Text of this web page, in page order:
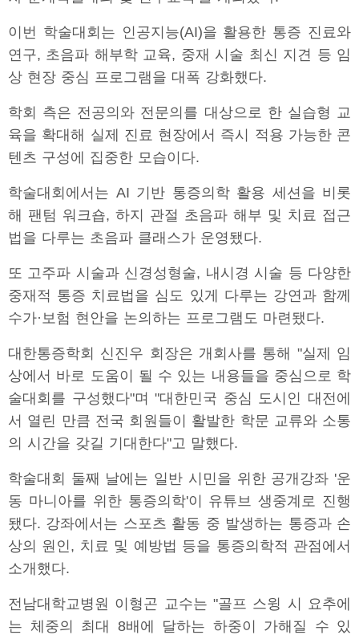
이번 학술대회는 인공지능(AI)을 활용한 통증 진료와
연구, 초음파 해부학 교육, 중재 시술 최신 지견 등 임
상 현장 중심 프로그램을 대폭 강화했다.
학회 측은 전공의와 전문의를 대상으로 한 실습형 교
육을 확대해 실제 진료 현장에서 즉시 적용 가능한 콘
텐츠 구성에 집중한 모습이다.
학술대회에서는 AI 기반 통증의학 활용 세션을 비롯
해 팬텀 워크숍, 하지 관절 초음파 해부 및 치료 접근
법을 다루는 초음파 클래스가 운영됐다.
또 고주파 시술과 신경성형술, 내시경 시술 등 다양한
중재적 통증 치료법을 심도 있게 다루는 강연과 함께
수가·보험 현안을 논의하는 프로그램도 마련됐다.
대한통증학회 신진우 회장은 개회사를 통해 "실제 임
상에서 바로 도움이 될 수 있는 내용들을 중심으로 학
술대회를 구성했다"며 "대한민국 중심 도시인 대전에
서 열린 만큼 전국 회원들이 활발한 학문 교류와 소통
의 시간을 갖길 기대한다"고 말했다.
학술대회 둘째 날에는 일반 시민을 위한 공개강좌 '운
동 마니아를 위한 통증의학'이 유튜브 생중계로 진행
됐다. 강좌에서는 스포츠 활동 중 발생하는 통증과 손
상의 원인, 치료 및 예방법 등을 통증의학적 관점에서
소개했다.
전남대학교병원 이형곤 교수는 "골프 스윙 시 요추에
는 체중의 최대 8배에 달하는 하중이 가해질 수 있